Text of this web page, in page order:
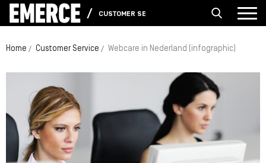
CUSTOMER SERVICE
Home Customer Service Webcare in Nederland (infographic)